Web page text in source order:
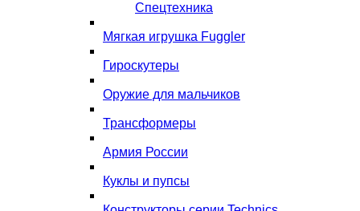
Спецтехника
Мягкая игрушка Fuggler
Гироскутеры
Оружие для мальчиков
Трансформеры
Армия России
Куклы и пупсы